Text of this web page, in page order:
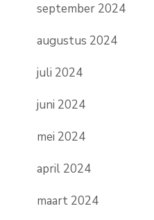
september 2024
augustus 2024
juli 2024
juni 2024
mei 2024
april 2024
maart 2024